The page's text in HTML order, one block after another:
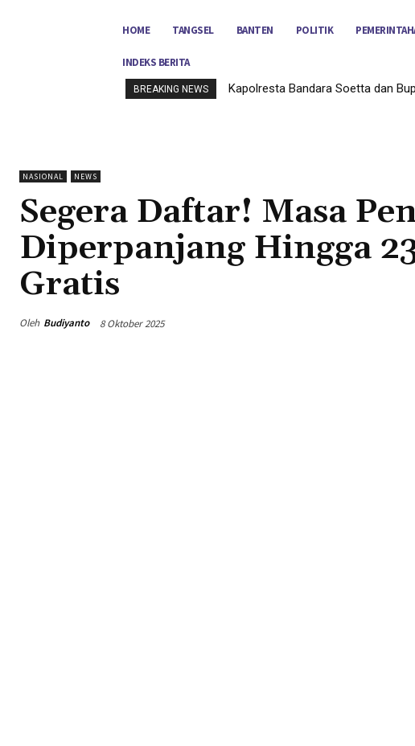
HOME TANGSEL BANTEN POLITIK
INDEKS BERITA
BREAKING NEWS Kapolresta Bandara Soetta dan
NASIONAL NEWS
Segera Daftar! Masa
Diperpanjang Hingga
Gratis
Oleh Budiyanto 8 Oktober 2025